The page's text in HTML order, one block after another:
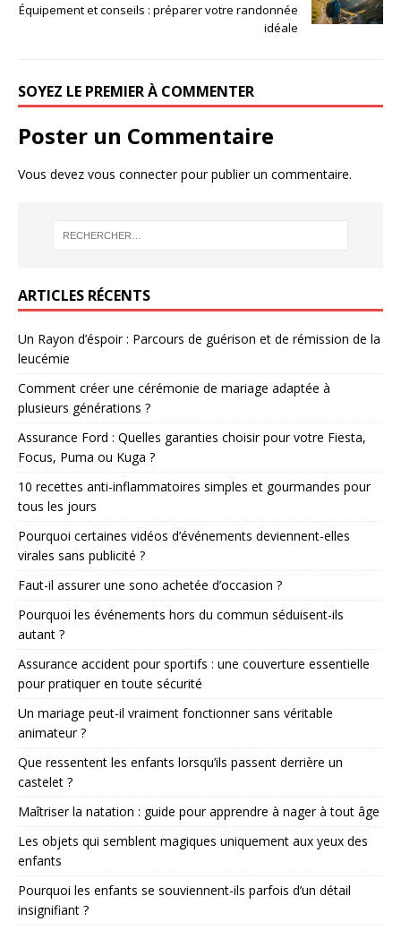
Équipement et conseils : préparer votre randonnée
idéale
SOYEZ LE PREMIER À COMMENTER
Poster un Commentaire
Vous devez vous connecterpour publier un commentaire.
ARTICLES RÉCENTS
Un Rayon d’éspoir : Parcours de guérison et de rémission de la
leucémie
Comment créer une cérémonie de mariage adaptée à
plusieurs générations ?
Assurance Ford : Quelles garanties choisir pour votre Fiesta,
Focus, Puma ou Kuga ?
10 recettes anti-inflammatoires simples et gourmandes pour
tous les jours
Pourquoi certaines vidéos d’événements deviennent-elles
virales sans publicité ?
Faut-il assurer une sono achetée d’occasion ?
Pourquoi les événements hors du commun séduisent-ils
autant ?
Assurance accident pour sportifs : une couverture essentielle
pour pratiquer en toute sécurité
Un mariage peut-il vraiment fonctionner sans véritable
animateur ?
Que ressentent les enfants lorsqu’ils passent derrière un
castelet ?
Maîtriser la natation : guide pour apprendre à nager à tout âge
Les objets qui semblent magiques uniquement aux yeux des
enfants
Pourquoi les enfants se souviennent-ils parfois d’un détail
insignifiant ?